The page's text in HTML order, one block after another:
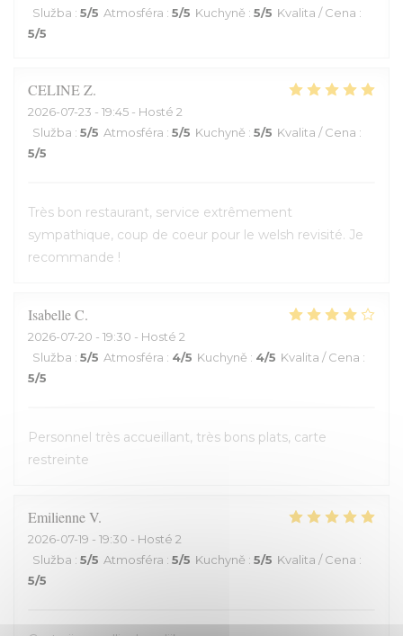
Služba : 5/5 Atmosféra : 5/5 Kuchyně : 5/5 Kvalita / Cena :
5/5
CELINEZ
2026-07-23 - 19:45 - Hosté 2
Služba : 5/5 Atmosféra : 5/5 Kuchyně : 5/5 Kvalita / Cena :
5/5
Très bon restaurant, service extrêmement
sympathique, coup de coeur pour le welsh revisité. Je
recommande !
IsabelleC
2026-07-20 - 19:30 - Hosté 2
Služba : 5/5 Atmosféra : 4/5 Kuchyně : 4/5 Kvalita / Cena :
5/5
Personnel très accueillant, très bons plats, carte
restreinte
EmilienneV
2026-07-19 - 19:30 - Hosté 2
Služba : 5/5 Atmosféra : 5/5 Kuchyně : 5/5 Kvalita / Cena :
5/5